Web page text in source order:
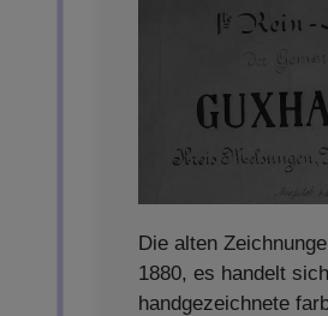
Die alten
1880, es handelt
handgezeichnete